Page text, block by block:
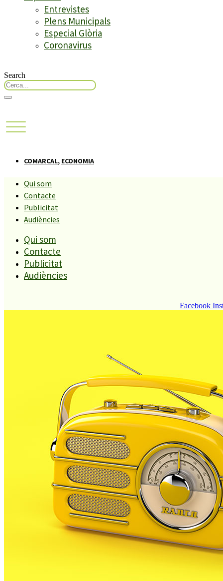
Entrevistes
Plens Municipals
Especial Glòria
Coronavirus
Search
Qui som
Contacte
Publicitat
Audiències
Qui som
Contacte
Publicitat
Audiències
Facebook
COMARCAL, ECONOMIA
Només 1 de cada 10 empresaris
del Maresme creu que la
Reforma laboral crearà
ocupació
Tan sols l’11% dels empresaris de la comarca creuen
que la Reforma Laboral pot generar ocupació,
mentre que el 44% dels enquestat pensen que
l’última reforma no crearà ocupació. La resta, creuen
que si en crea ho farà a llarg termini.
Aquestes dades es desprenen del sisè Termòmetre
d’Advisoria, un despatx de serveis professionals per
empreses, en el que han participat 700 empreses i
autònoms del Maresme.